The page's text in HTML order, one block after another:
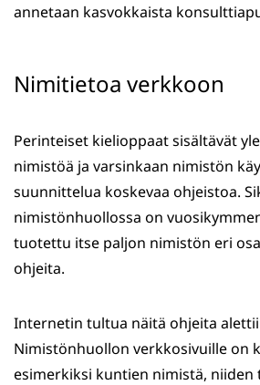
annetaan kasvokkaista
Nimitietoa verkkoon
Perinteiset kielioppaat sisältävät
nimistöä ja varsinkaan nimistön
suunnittelua koskevaa ohjeistoa.
nimistönhuollossa on
tuotettu itse paljon nimistön eri
ohjeita.
Internetin tultua näitä ohjeita
Nimistönhuollon verkkosivuille on
esimerkiksi kuntien nimistä, niiden